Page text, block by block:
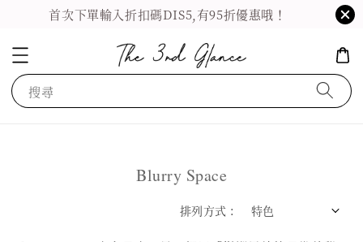
首次下單輸入折扣碼DIS5,有95折優惠哦！
搜尋
Blurry Space
排列方式 :